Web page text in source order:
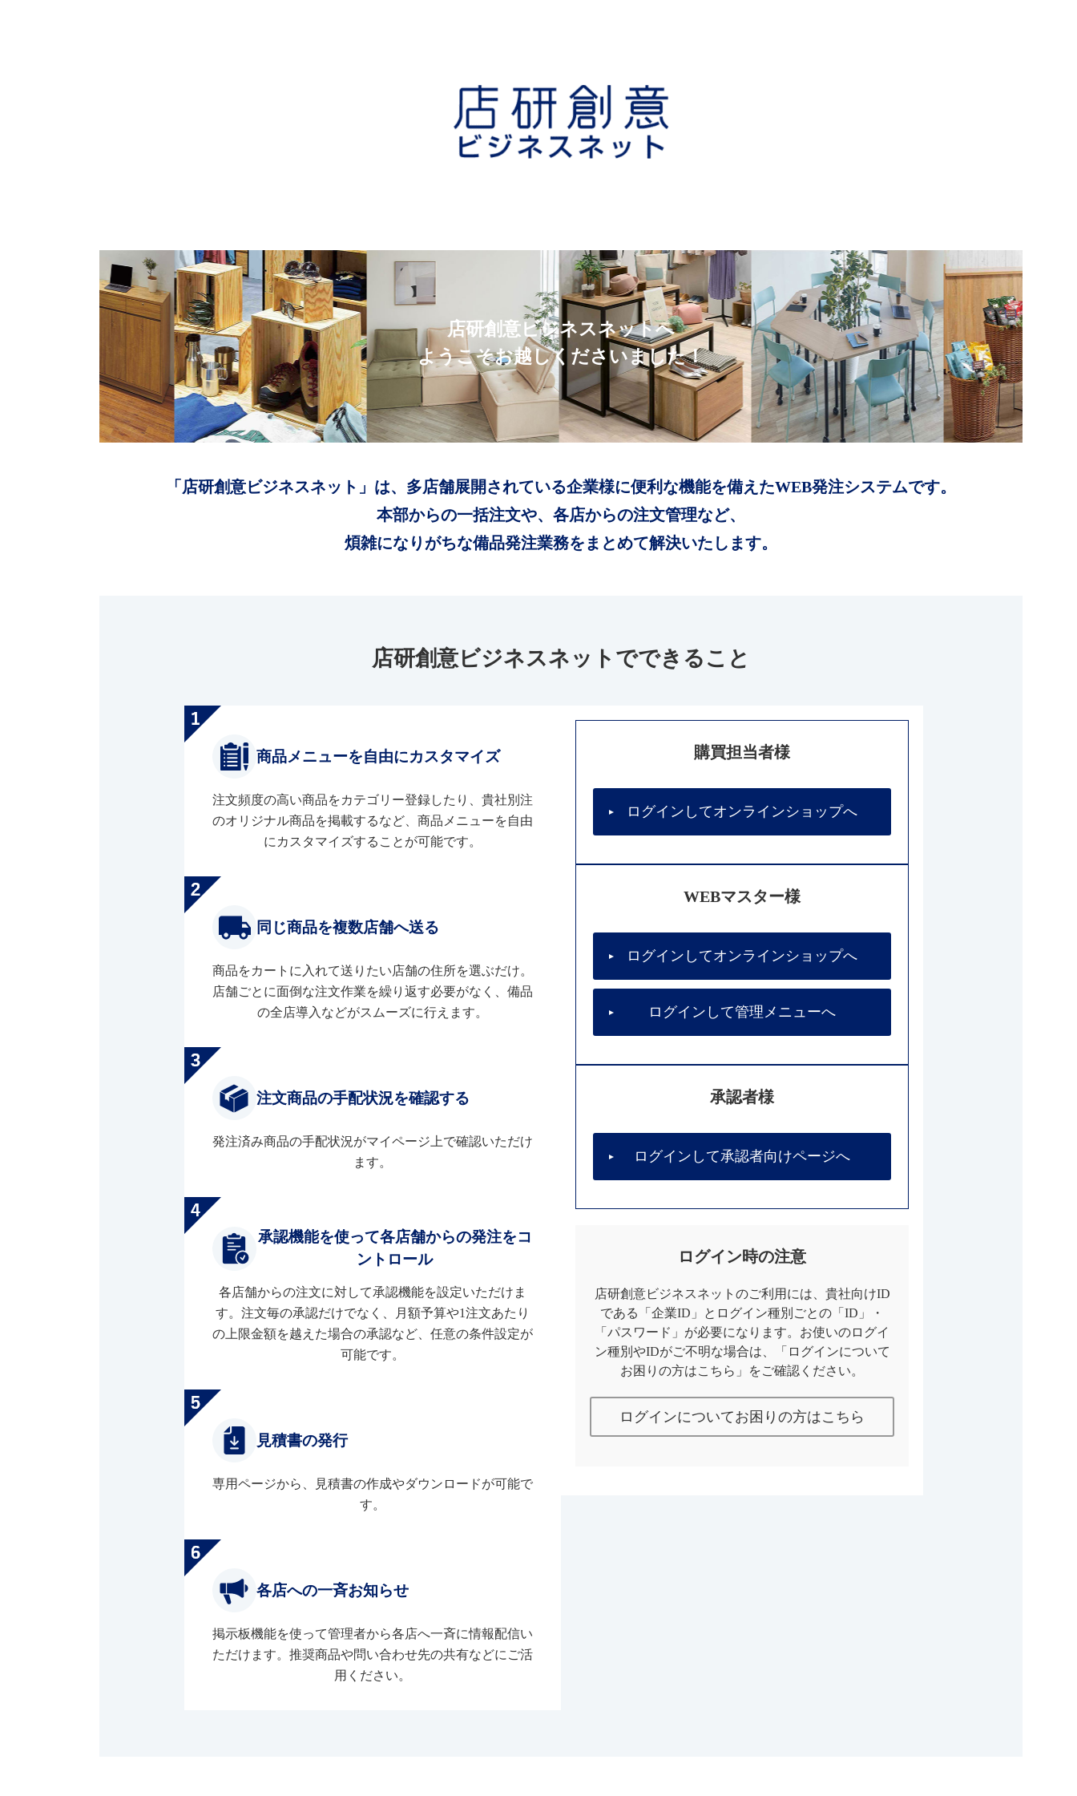
店研創意ビジネスネットへ
ようこそお越しくださいました！
「店研創意ビジネスネット」は、多店舗展開されている企業様に便利な機能を備えたWEB発注システムです。
本部からの一括注文や、各店からの注文管理など、
煩雑になりがちな備品発注業務をまとめて解決いたします。
店研創意ビジネスネットでできること
商品メニューを自由にカスタマイズ
注文頻度の高い商品をカテゴリー登録したり、貴社別注
のオリジナル商品を掲載するなど、商品メニューを自由
にカスタマイズすることが可能です。
同じ商品を複数店舗へ送る
商品をカートに入れて送りたい店舗の住所を選ぶだけ。
店舗ごとに面倒な注文作業を繰り返す必要がなく、備品
の全店導入などがスムーズに行えます。
注文商品の手配状況を確認する
発注済み商品の手配状況がマイページ上で確認いただけ
ます。
承認機能を使って各店舗からの発注をコ
ントロール
各店舗からの注文に対して承認機能を設定いただけま
す。注文毎の承認だけでなく、月額予算や1注文あたり
の上限金額を越えた場合の承認など、任意の条件設定が
可能です。
見積書の発行
専用ページから、見積書の作成やダウンロードが可能で
す。
各店への一斉お知らせ
掲示板機能を使って管理者から各店へ一斉に情報配信い
ただけます。推奨商品や問い合わせ先の共有などにご活
用ください。
購買担当者様
ログインしてオンラインショップへ
WEBマスター様
ログインしてオンラインショップへ
ログインして管理メニューへ
承認者様
ログインして承認者向けページへ
ログイン時の注意
店研創意ビジネスネットのご利用には、貴社向けID
である「企業ID」とログイン種別ごとの「ID」・
「パスワード」が必要になります。お使いのログイ
ン種別やIDがご不明な場合は、「ログインについて
お困りの方はこちら」をご確認ください。
ログインについてお困りの方はこちら